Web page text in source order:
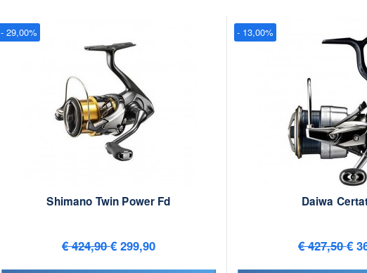
Shimano Twin Power Fd
€ 424,90€ 299,90
- 29,00%
Daiwa
€ 427,50€
- 13,00%